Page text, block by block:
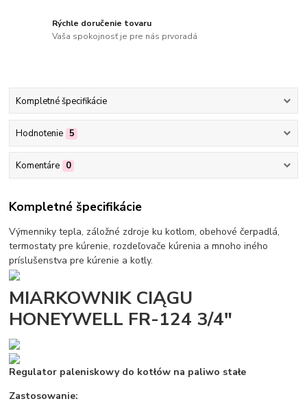
Rýchle doručenie tovaru
Vaša spokojnosť je pre nás prvoradá
Kompletné špecifikácie
Hodnotenie 5
Komentáre 0
Kompletné špecifikácie
Výmenniky tepla, záložné zdroje ku kotlom, obehové čerpadlá,
termostaty pre kúrenie, rozdeľovače kúrenia a mnoho iného
príslušenstva pre kúrenie a kotly.
MIARKOWNIK CIĄGU
HONEYWELL FR-124 3/4"
Regulator paleniskowy do kotłów na paliwo stałe
Zastosowanie: